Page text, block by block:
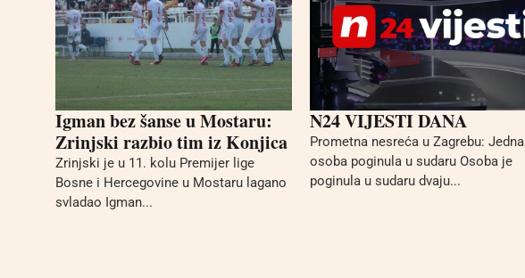
Igman bez šanse u Mostaru:
Zrinjski razbio tim iz Konjica
Zrinjski je u 11. kolu Premijer lige
Bosne i Hercegovine u Mostaru lagano
svladao Igman...
N24 VIJESTI DANA
Prometna nesreća u Zagrebu: Jedna
osoba poginula u sudaru Osoba je
poginula u sudaru dvaju...